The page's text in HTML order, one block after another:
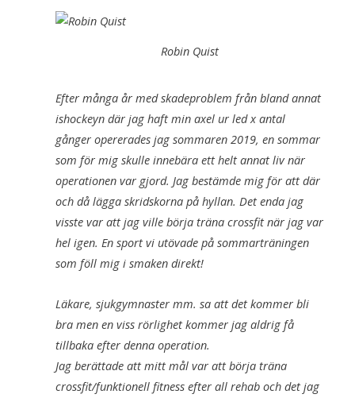
Robin Quist
Efter många år med skadeproblem från bland annat
ishockeyn där jag haft min axel ur led x antal
gånger opererades jag sommaren 2019, en sommar
som för mig skulle innebära ett helt annat liv när
operationen var gjord. Jag bestämde mig för att där
och då lägga skridskorna på hyllan. Det enda jag
visste var att jag ville börja träna crossfit när jag var
hel igen. En sport vi utövade på sommarträningen
som föll mig i smaken direkt!
Läkare, sjukgymnaster mm. sa att det kommer bli
bra men en viss rörlighet kommer jag aldrig få
tillbaka efter denna operation.
Jag berättade att mitt mål var att börja träna
crossfit/funktionell fitness efter all rehab och det jag